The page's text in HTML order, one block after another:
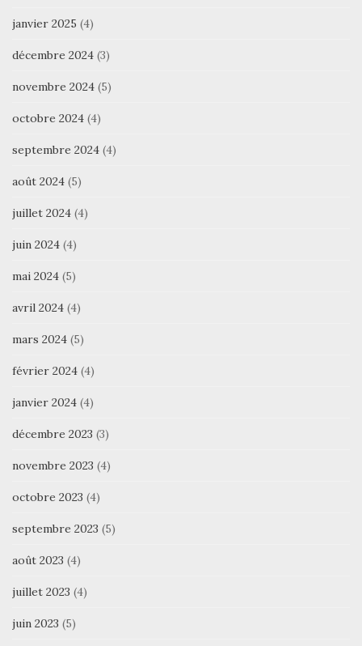
janvier 2025 (4)
décembre 2024 (3)
novembre 2024 (5)
octobre 2024 (4)
septembre 2024 (4)
août 2024 (5)
juillet 2024 (4)
juin 2024 (4)
mai 2024 (5)
avril 2024 (4)
mars 2024 (5)
février 2024 (4)
janvier 2024 (4)
décembre 2023 (3)
novembre 2023 (4)
octobre 2023 (4)
septembre 2023 (5)
août 2023 (4)
juillet 2023 (4)
juin 2023 (5)